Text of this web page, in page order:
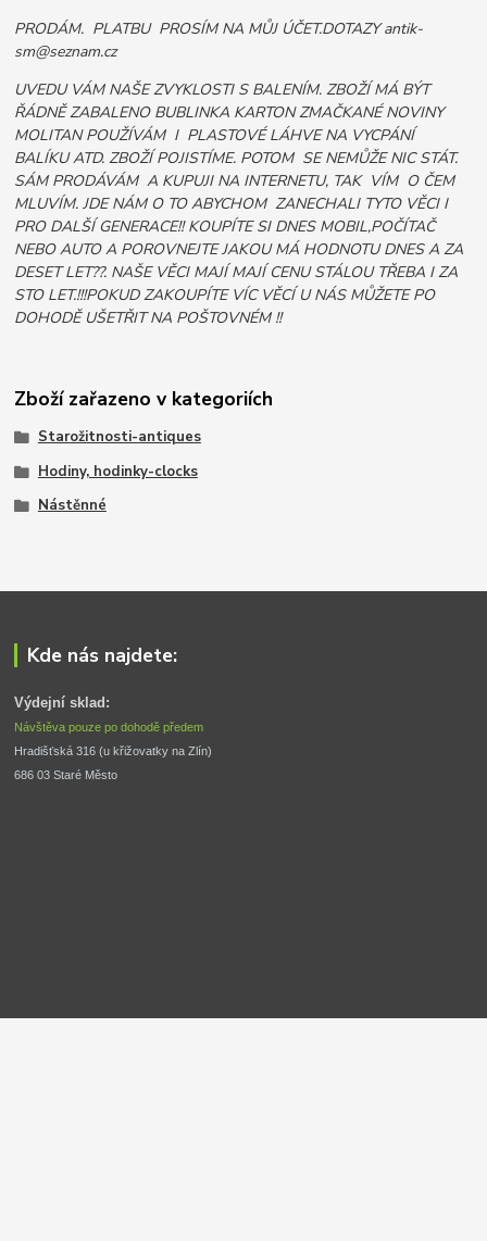
PRODÁM. PLATBU PROSÍM NA MŮJ ÚČET.DOTAZY antik-
sm@seznam.cz
UVEDU VÁM NAŠE ZVYKLOSTI S BALENÍM. ZBOŽÍ MÁ BÝT
ŘÁDNĚ ZABALENO BUBLINKA KARTON ZMAČKANÉ NOVINY
MOLITAN POUŽÍVÁM I PLASTOVÉ LÁHVE NA VYCPÁNÍ
BALÍKU ATD. ZBOŽÍ POJISTÍME. POTOM SE NEMŮŽE NIC STÁT.
SÁM PRODÁVÁM A KUPUJI NA INTERNETU, TAK VÍM O ČEM
MLUVÍM. JDE NÁM O TO ABYCHOM ZANECHALI TYTO VĚCI I
PRO DALŠÍ GENERACE!! KOUPÍTE SI DNES MOBIL,POČÍTAČ
NEBO AUTO A POROVNEJTE JAKOU MÁ HODNOTU DNES A ZA
DESET LET??. NAŠE VĚCI MAJÍ MAJÍ CENU STÁLOU TŘEBA I ZA
STO LET.!!!POKUD ZAKOUPÍTE VÍC VĚCÍ U NÁS MŮŽETE PO
DOHODĚ UŠETŘIT NA POŠTOVNÉM !!
Zboží zařazeno v kategoriích
Starožitnosti-antiques
Hodiny, hodinky-clocks
Nástěnné
Kde nás najdete:
Výdejní sklad:
Návštěva pouze po dohodě předem
Hradišťská 316 (u křižovatky na Zlín)
686 03 Staré Město